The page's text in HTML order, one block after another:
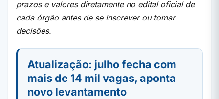
prazos e valores diretamente no edital oficial de
cada órgão antes de se inscrever ou tomar
decisões.
Atualização: julho fecha com
mais de 14 mil vagas, aponta
novo levantamento